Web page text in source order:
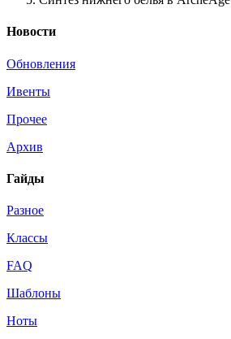
Новости
Обновления
Ивенты
Прочее
Архив
Гайды
Разное
Классы
FAQ
Шаблоны
Ноты